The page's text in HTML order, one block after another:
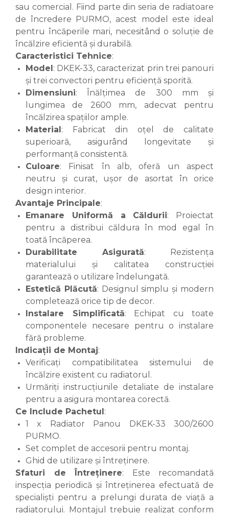
sau comercial. Fiind parte din seria de radiatoare
de încredere PURMO, acest model este ideal
pentru încăperile mari, necesitând o soluție de
încălzire eficientă și durabilă.
Caracteristici Tehnice:
Model: DKEK-33, caracterizat prin trei panouri
și trei convectori pentru eficiență sporită.
Dimensiuni: Înălțimea de 300 mm și
lungimea de 2600 mm, adecvat pentru
încălzirea spațiilor ample.
Material: Fabricat din oțel de calitate
superioară, asigurând longevitate și
performanță consistentă.
Culoare: Finisat în alb, oferă un aspect
neutru și curat, ușor de asortat în orice
design interior.
Avantaje Principale:
Emanare Uniformă a Căldurii: Proiectat
pentru a distribui căldura în mod egal în
toată încăperea.
Durabilitate Asigurată: Rezistența
materialului și calitatea construcției
garantează o utilizare îndelungată.
Estetică Plăcută: Designul simplu și modern
completează orice tip de decor.
Instalare Simplificată: Echipat cu toate
componentele necesare pentru o instalare
fără probleme.
Indicații de Montaj:
Verificați compatibilitatea sistemului de
încălzire existent cu radiatorul.
Urmăriți instrucțiunile detaliate de instalare
pentru a asigura montarea corectă.
Ce Include Pachetul:
1 x Radiator Panou DKEK-33 300/2600
PURMO.
Set complet de accesorii pentru montaj.
Ghid de utilizare și întreținere.
Sfaturi de Întreținere: Este recomandată
inspecția periodică și întreținerea efectuată de
specialiști pentru a prelungi durata de viață a
radiatorului. Montajul trebuie realizat conform